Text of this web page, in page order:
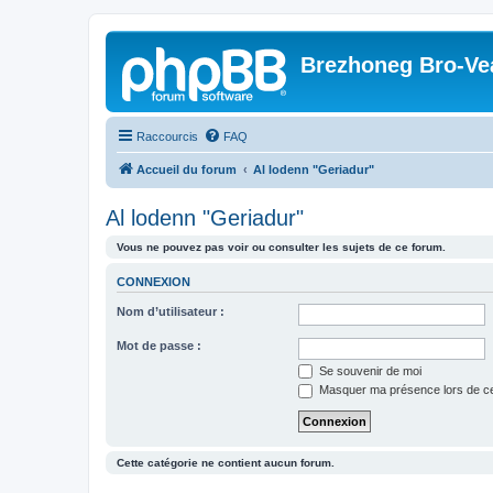
Brezhoneg Bro-
Raccourcis FAQ
Accueil du forum Al lodenn "Geriadur"
Al lodenn "Geriadur"
Vous ne pouvez pas voir ou consulter les sujets de ce forum.
CONNEXION
Nom d’utilisateur :
Mot de passe :
Se souvenir de moi
Masquer ma présence lors de
Cette catégorie ne contient aucun forum.